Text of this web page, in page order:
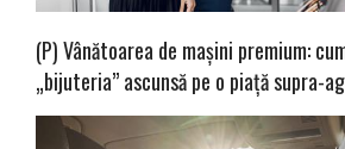
(P) Vânătoarea de mașini premium:
„bijuteria” ascunsă pe o piață supra-